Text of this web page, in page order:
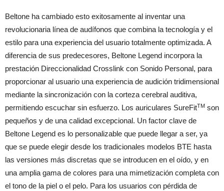
Beltone ha cambiado esto exitosamente al inventar una
revolucionaria línea de audífonos que combina la tecnología y el
estilo para una experiencia del usuario totalmente optimizada. A
diferencia de sus predecesores, Beltone Legend incorpora la
prestación Direccionalidad Crosslink con Sonido Personal, para
proporcionar al usuario una experiencia de audición tridimensional
mediante la sincronización con la corteza cerebral auditiva,
permitiendo escuchar sin esfuerzo. Los auriculares SureFitTM son
pequeños y de una calidad excepcional. Un factor clave de
Beltone Legend es lo personalizable que puede llegar a ser, ya
que se puede elegir desde los tradicionales modelos BTE hasta
las versiones más discretas que se introducen en el oído, y en
una amplia gama de colores para una mimetización completa con
el tono de la piel o el pelo. Para los usuarios con pérdida de